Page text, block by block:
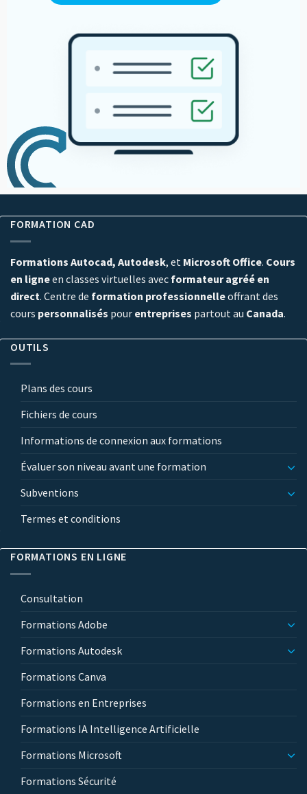
FORMATION CAD
Formations Autocad, Autodesk, et Microsoft Office. Cours
en ligneen classes virtuelles avec formateur agréé en
direct. Centre de formation professionnelleoffrant des
cours personnalisés pour entreprises partout au Canada.
OUTILS
Plans des cours
Fichiers de cours
Informations de connexion aux formations
Évaluer son niveau avant une formation
Subventions
Termes et conditions
FORMATIONS EN LIGNE
Consultation
Formations Adobe
Formations Autodesk
Formations Canva
Formations en Entreprises
Formations IA Intelligence Artificielle
Formations Microsoft
Formations Sécurité